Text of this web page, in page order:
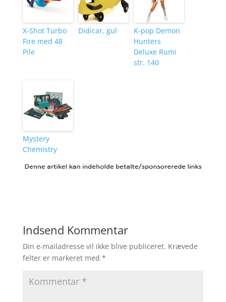
X-Shot Turbo
Fire med 48
Pile
Didicar, gul
K-pop Demon
Hunters
Deluxe Rumi
str. 140
Mystery
Chemistry
Indsend Kommentar
Din e-mailadresse vil ikke blive publiceret. Krævede
felter er markeret med *